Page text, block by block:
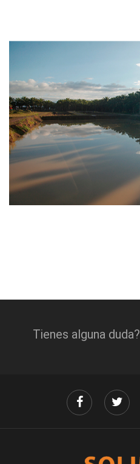
Tienes alguna duda?